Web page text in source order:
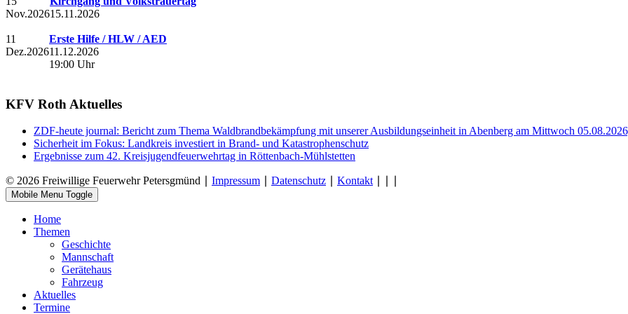
Nov.202615.11.2026
11
Dez.2026
Erste Hilfe / HLW / AED
11.12.2026
19:00 Uhr
KFV Roth Aktuelles
ZDF-heute journal: Bericht zum Thema Waldbrandbekämpfung mit unserer Ausbildungseinheit in Abenberg am Mittwoch
Sicherheit im Fokus: Landkreis investiert in Brand- und Katastrophenschutz
Ergebnisse zum 42. Kreisjugendfeuerwehrtag in Röttenbach-Mühlstetten
© 2026 Freiwillige Feuerwehr Petersgmünd ∣ Impressum Datenschutz Kontakt
Mobile Menu Toggle
Home
Themen
Geschichte
Mannschaft
Gerätehaus
Fahrzeug
Aktuelles
Termine